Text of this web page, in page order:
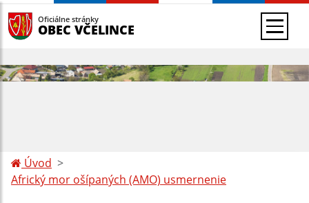
Oficiálne stránky
OBEC VČELINCE
Úvod
Africký mor ošípaných (AMO) usmernenie